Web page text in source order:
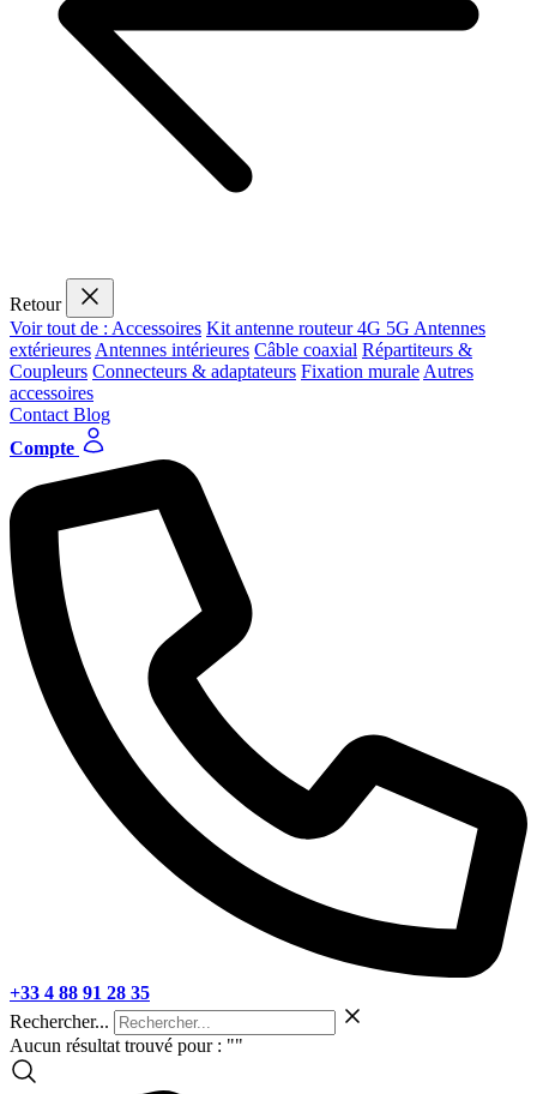
Retour
Voir tout de : Accessoires Kit antenne routeur 4G 5G Antennes
extérieures Antennes intérieures Câble coaxial Répartiteurs &
Coupleurs Connecteurs & adaptateurs Fixation murale Autres
accessoires
Contact Blog
Compte
+33 4 88 91 28 35
Rechercher...
Aucun résultat trouvé pour : ""